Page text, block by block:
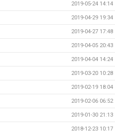
2019-05-24 14:14
2019-04-29 19:34
2019-04-27 17:48
2019-04-05 20:43
2019-04-04 14:24
2019-03-20 10:28
2019-02-19 18:04
2019-02-06 06:52
2019-01-30 21:13
2018-12-23 10:17